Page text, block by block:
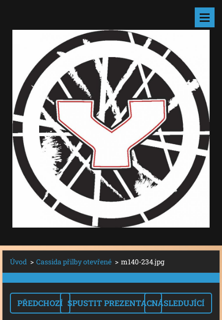
Úvod > Cassida přilby otevřené > m140-234.jpg
PŘEDCHOZÍ SPUSTIT PREZENTACINÁSLEDUJÍCÍ